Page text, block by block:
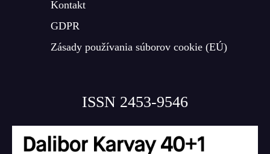
Kontakt
GDPR
Zásady používania súborov cookie (EÚ)
ISSN 2453-9546